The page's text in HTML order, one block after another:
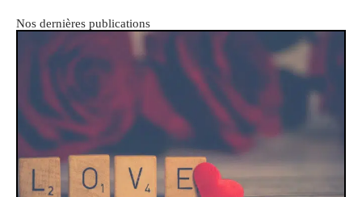
Nos dernières publications